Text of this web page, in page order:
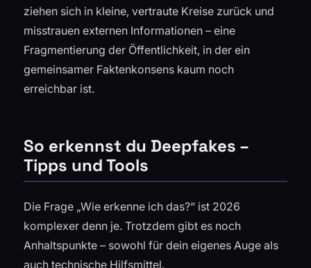
ziehen sich in kleine, vertraute Kreise zurück und
misstrauen externen Informationen – eine
Fragmentierung der Öffentlichkeit, in der ein
gemeinsamer Faktenkonsens kaum noch
erreichbar ist.
So erkennst du Deepfakes –
Tipps und Tools
Die Frage „Wie erkenne ich das?“ ist 2026
komplexer denn je. Trotzdem gibt es noch
Anhaltspunkte – sowohl für dein eigenes Auge als
auch technische Hilfsmittel.